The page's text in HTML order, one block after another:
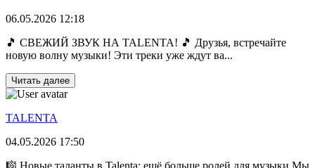
06.05.2026 12:18
🎵 СВЕЖИЙ ЗВУК НА TALENTA! 🎵 Друзья, встречайте
новую волну музыки! Эти треки уже ждут ва...
Читать далее
TALENTA
04.05.2026 17:50